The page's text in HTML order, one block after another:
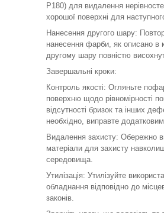
P180) для видалення
хорошої поверхні для
Нанесення другого шару:
нанесення фарби, як описано в
другому шару повністю
Завершальні кроки:
Контроль якості: Огляньте
поверхню щодо рівномірності
відсутності бризок та інших
необхідно, виправте
Видалення захисту: Обережно
матеріали для захисту
середовища.
Утилізація: Утилізуйте
обладнання відповідно до
законів.